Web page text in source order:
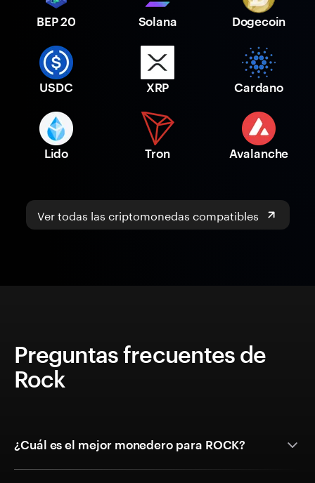
BEP 20 Solana Dogecoin
USDC XRP Cardano
Lido Tron Avalanche
Ver todas las criptomonedas compatibles
Preguntas frecuentes de
Rock
¿Cuál es el mejor monedero para ROCK?